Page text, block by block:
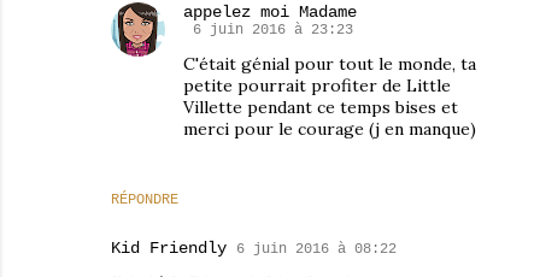
RÉPONDRE
appelez moi Madame
6 juin 2016 à 23:23
C'était génial pour tout le monde, ta
petite pourrait profiter de Little
Villette pendant ce temps bises et
merci pour le courage (j en manque)
Kid Friendly 6 juin 2016 à 08:22